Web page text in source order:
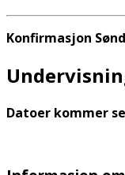
Konfirmasjon
Datoer kommer